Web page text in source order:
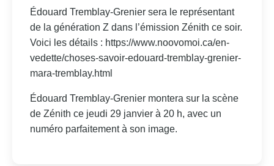
Édouard Tremblay-Grenier sera le représentant
de la génération Z dans l’émission Zénith ce soir.
Voici les détails : https://www.noovomoi.ca/en-
vedette/choses-savoir-edouard-tremblay-grenier-
mara-tremblay.html
Édouard Tremblay-Grenier montera sur la scène
de Zénith ce jeudi 29 janvier à 20 h, avec un
numéro parfaitement à son image.